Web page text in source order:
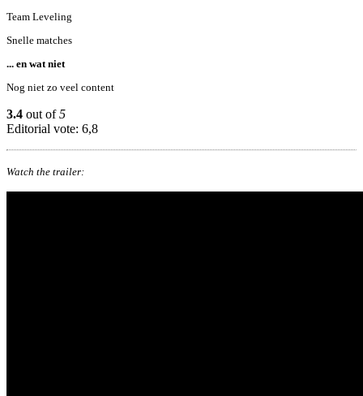
Team Leveling
Snelle matches
... en wat niet
Nog niet zo veel content
3.4 out of5
Editorial vote: 6,8
Watch the trailer: